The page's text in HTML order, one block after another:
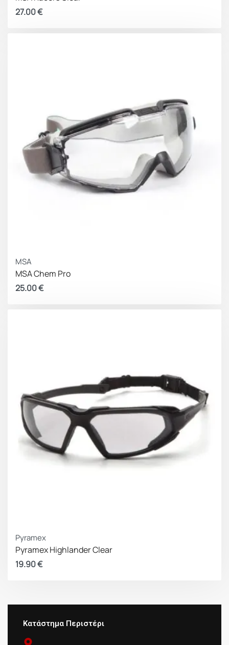
27.00€
MSA
MSA Chem Pro
25.00€
Pyramex
Pyramex Highlander Clear
19.90€
Κατάστημα Περιστέρι